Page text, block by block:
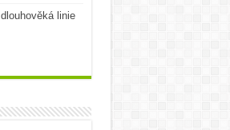
linie